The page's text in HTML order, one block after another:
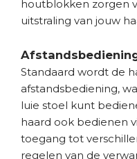
houtblokken zorgen
uitstraling van jouw
Standaard wordt de
afstandsbediening,
luie stoel kunt
haard ook bedienen
toegang tot
regelen van de